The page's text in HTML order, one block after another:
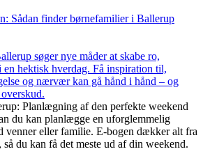
Sådan finder børnefamilier i Ballerup
søger nye måder at skabe ro,
hektisk hverdag. Få inspiration til,
og nærvær kan gå hånd i hånd – og
Planlægning af den perfekte weekend
du kan planlægge en uforglemmelig
venner eller familie. E-bogen dækker alt fra
du kan få det meste ud af din weekend.